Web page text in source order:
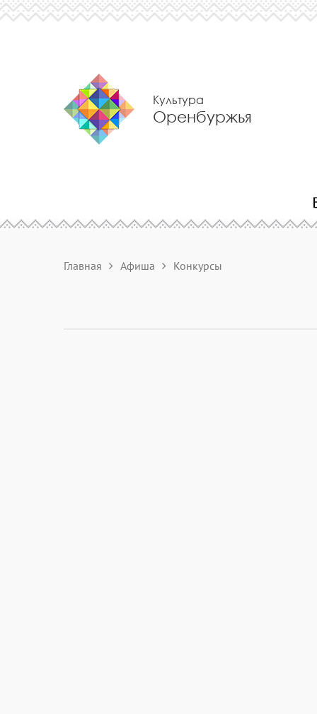
Культура
Оренбуржья
Главная Афиша Конкурсы